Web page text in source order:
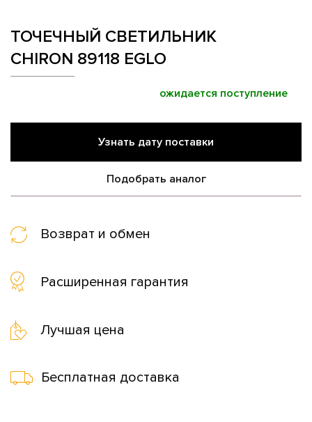
ТОЧЕЧНЫЙ СВЕТИЛЬНИК
CHIRON 89118 EGLO
ожидается поступление
Узнать дату поставки
Подобрать аналог
Возврат и обмен
Расширенная гарантия
Лучшая цена
Бесплатная доставка